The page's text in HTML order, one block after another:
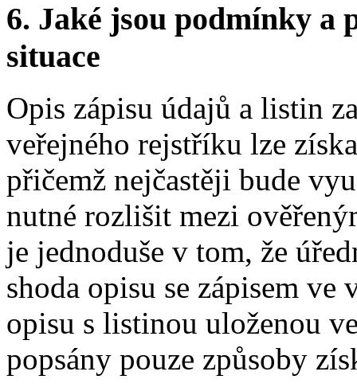
6. Jaké jsou podmínky a
situace
Opis zápisu údajů a listin
veřejného rejstříku lze
přičemž nejčastěji bude
nutné rozlišit mezi
je jednoduše v tom, že
shoda opisu se zápisem
opisu s listinou uloženou
popsány pouze způsoby